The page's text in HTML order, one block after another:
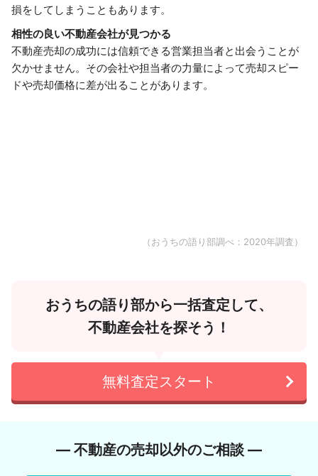
損をしてしまうこともあります。
相性の良い不動産会社が見つかる
不動産売却の成功には信頼できる営業担当者と出会うことが
欠かせません。その会社や担当者の力量によって売却スピー
ドや売却価格に差が出ることがあります。
（おうちの語り部調べ：2020年調査）
おうちの語り部から一括査定して、
不動産会社を探そう！
無料査定スタート
― 不動産の売却以外のご相談 ―